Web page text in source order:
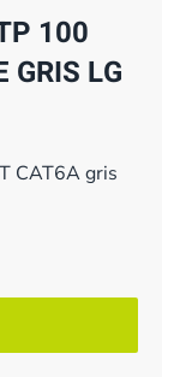
100
GRIS LG
CAT6A gris